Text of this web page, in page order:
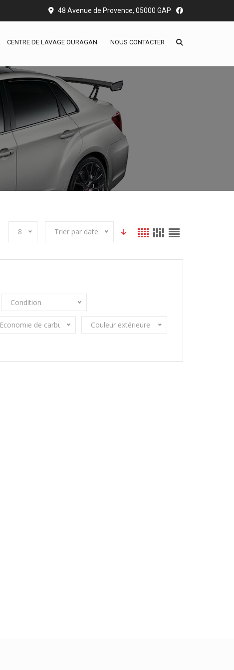
48 Avenue de Provence, 05000 GAP
CENTRE DE LAVAGE OURAGAN NOUS CONTACTER
8 Trier par date
Condition
Economie de carburant Couleur extérieure